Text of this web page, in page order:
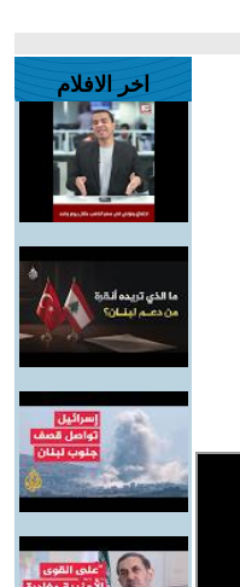
اخر الافلام